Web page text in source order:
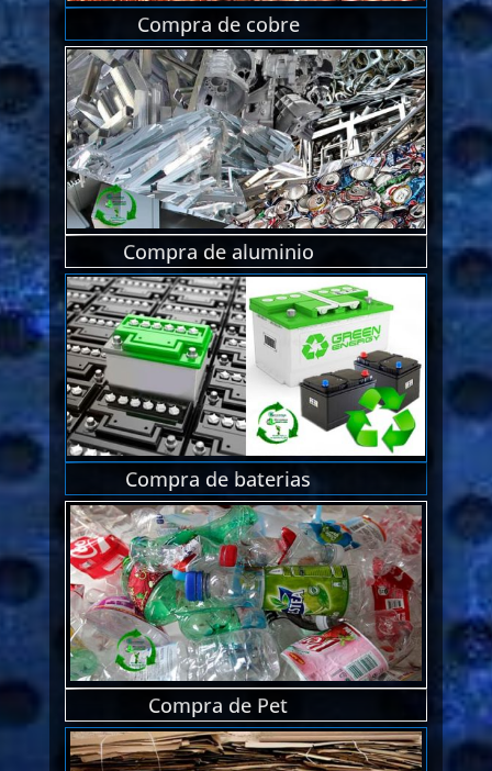
Compra de cobre
Compra de aluminio
Compra de baterias
Compra de Pet